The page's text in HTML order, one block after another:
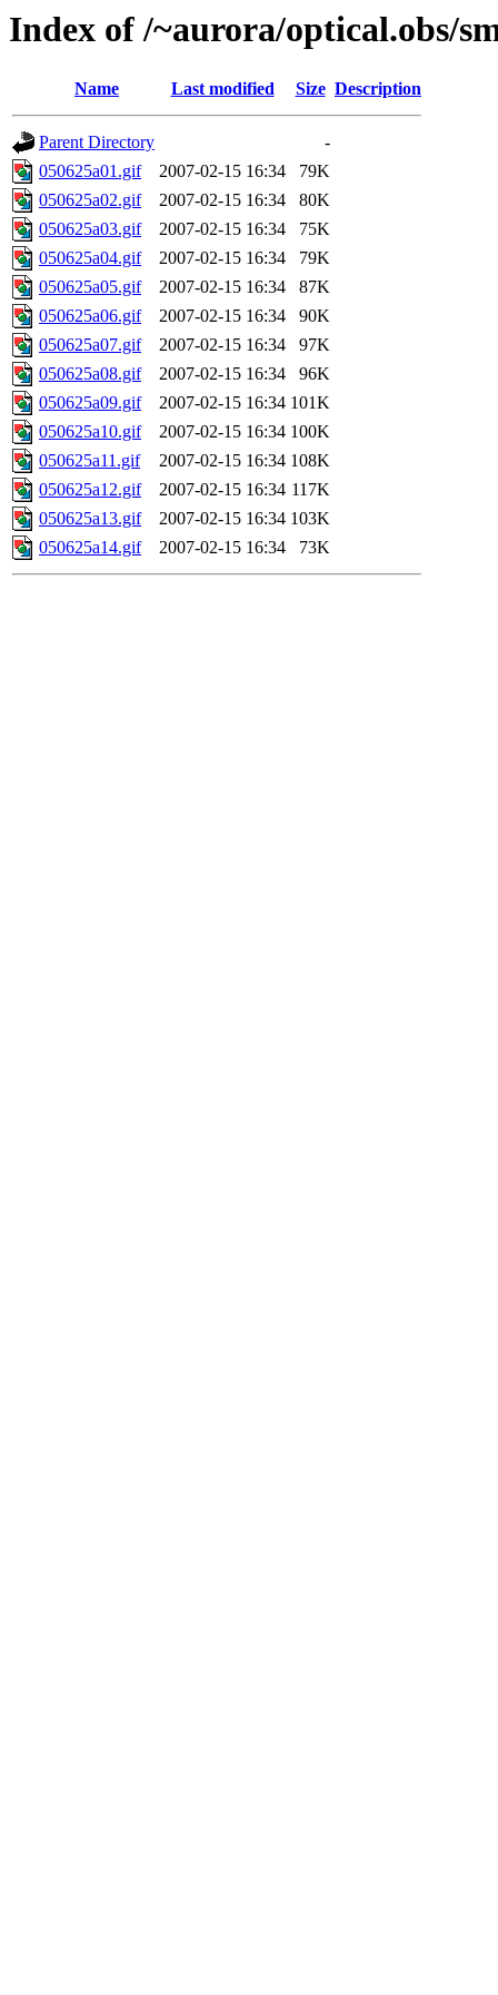
Index of /~aurora/optical.obs/
Name Last modified Size Description
Parent Directory
-
050625a01.gif
2007-02-15 16:34
79K
050625a02.gif
2007-02-15 16:34
80K
050625a03.gif
2007-02-15 16:34
75K
050625a04.gif
2007-02-15 16:34
79K
050625a05.gif
2007-02-15 16:34
87K
050625a06.gif
2007-02-15 16:34
90K
050625a07.gif
2007-02-15 16:34
97K
050625a08.gif
2007-02-15 16:34
96K
050625a09.gif
2007-02-15 16:34 101K
050625a10.gif
2007-02-15 16:34 100K
050625a11.gif
2007-02-15 16:34 108K
050625a12.gif
2007-02-15 16:34 117K
050625a13.gif
2007-02-15 16:34 103K
050625a14.gif
2007-02-15 16:34 73K